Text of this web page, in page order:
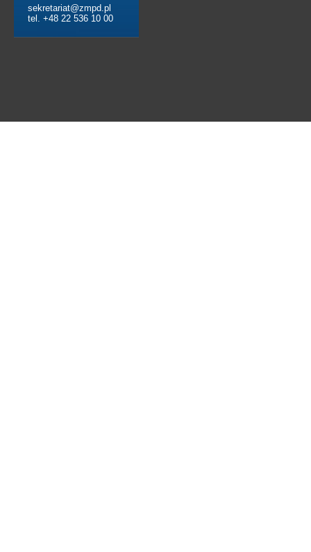
sekretariat@zmpd.pl
tel. +48 22 536 10 00